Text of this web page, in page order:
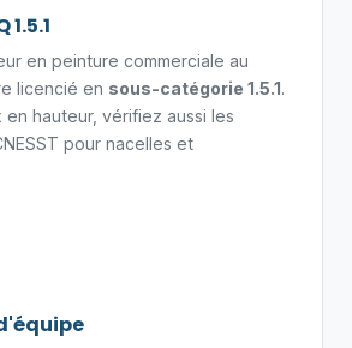
1.5.1
en peinture commerciale au
licencié en sous-catégorie 1.5.1.
en hauteur, vérifiez aussi les
pour nacelles et